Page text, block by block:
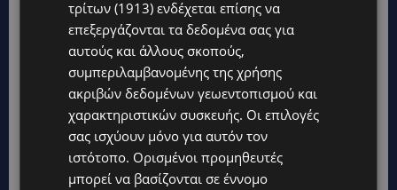
ΚΑΤΟΙΚΙΔΙΑ
ΠΑΓΚΟΣΜΙΑ ΗΜΕΡΑ ΓΑΤΑΣ: Χιλιάδες στην Κύπρο, καθεμία
μοναδική – Το χαδιάρικο τετράποδο με τη ματιά που λιώνει
UPDATES
ΤΑΣΟΣ ΧΑΤΖΗΓΙΟΒΑΝΗΣ: Η συγκλονιστική ιστορία του
12χρονου Δημήτρη και η δωρεά των 12.500 ευρώ που του
έδωσε ελπίδα
STORIES
τρίτων (1913) ενδέχεται επίσης να
επεξεργάζονται τα δεδομένα σας για
αυτούς και άλλους σκοπούς,
συμπεριλαμβανομένης της χρήσης
ακριβών δεδομένων γεωεντοπισμού και
χαρακτηριστικών συσκευής. Οι επιλογές
σας ισχύουν μόνο για αυτόν τον
ιστότοπο. Ορισμένοι προμηθευτές
μπορεί να βασίζονται σε έννομο